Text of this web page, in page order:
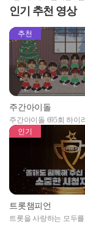
📁 | Show Champion |
인기 추천 영상
추천
주간아이돌
주간아이돌 695회 하이
자아이돌편 예고
인기
트롯챔피언
트롯을 사랑하는 모두를